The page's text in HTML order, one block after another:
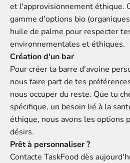
et l'approvisionnement éthique.
gamme d'options bio
huile de palme pour respecter
environnementales et éthiques.
Création d'un bar
Pour créer ta barre d'avoine
nous faire part de tes
nous occuper du reste. Que tu
spécifique, un besoin lié à la
éthique, nous avons les options
désirs.
Prêt à personnaliser ?
Contacte TaskFood dès